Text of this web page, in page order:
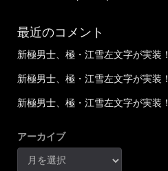
最近のコメント
新極男士、極・江雪左文字が実装！
新極男士、極・江雪左文字が実装！
新極男士、極・江雪左文字が実装！
アーカイブ